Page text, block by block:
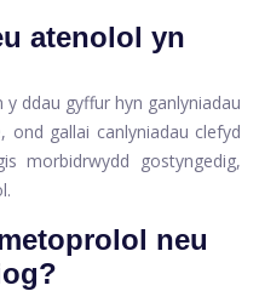
atenolol yn
ddau gyffur hyn ganlyniadau
ond gallai canlyniadau clefyd
morbidrwydd gostyngedig,
neu